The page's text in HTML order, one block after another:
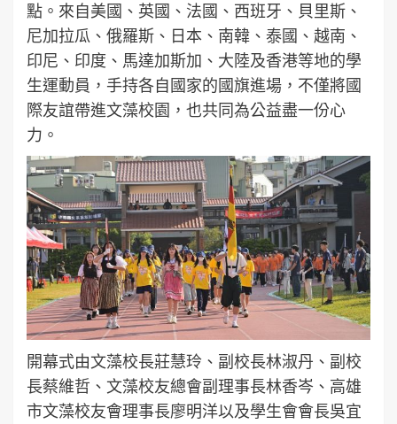
點。來自美國、英國、法國、西班牙、貝里斯、
尼加拉瓜、俄羅斯、日本、南韓、泰國、越南、
印尼、印度、馬達加斯加、大陸及香港等地的學
生運動員，手持各自國家的國旗進場，不僅將國
際友誼帶進文藻校園，也共同為公益盡一份心
力。
開幕式由文藻校長莊慧玲、副校長林淑丹、副校
長蔡維哲、文藻校友總會副理事長林香岑、高雄
市文藻校友會理事長廖明洋以及學生會會長吳宜